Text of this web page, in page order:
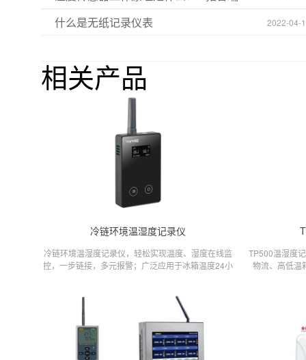
什么是无纸记录仪表 2022-04-
相关产品
冷链环境温湿度记录仪
冷链环境温湿度记录仪，轻松实现温度、湿度在线监
控，一步链接，多元报警；广泛应用于冰箱温度24小
TP500温湿度
物流、高低温